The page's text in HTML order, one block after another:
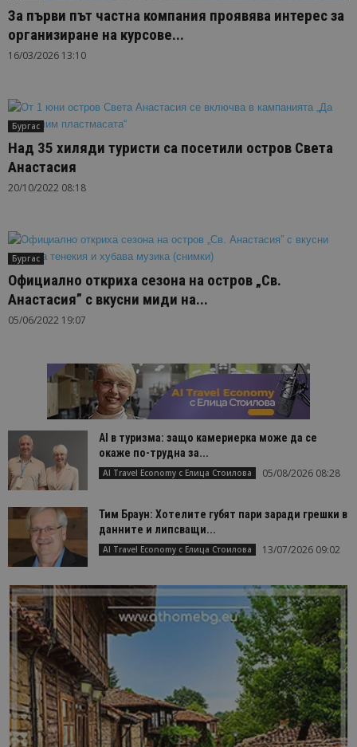
За първи път частна компания проявява интерес за
организиране на курсове...
16/03/2026 13:10
Бургас
Над 35 хиляди туристи са посетили остров Света
Анастасия
20/10/2022 08:18
Бургас
Официално откриха сезона на остров „Св.
Анастасия” с вкусни миди на...
05/06/2022 19:07
AI в туризма: защо камериерка може да се
окаже по-трудна за...
AI Travel Economy с Елица Стоилова 05/08/2026 08:28
Тим Браун: Хотелите губят пари заради грешки в
данните и липсващи...
AI Travel Economy с Елица Стоилова 13/07/2026 09:02